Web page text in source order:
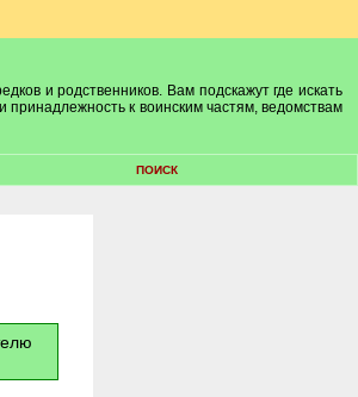
и родственников. Вам подскажут где искать
к воинским частям, ведомствам
ПОИСК